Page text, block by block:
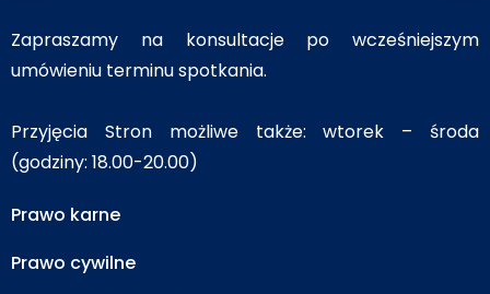
Zapraszamy na konsultacje po wcześniejszym
umówieniu terminu spotkania.
Przyjęcia Stron możliwe także: wtorek – środa
(godziny: 18.00-20.00)
Prawo karne
Prawo cywilne